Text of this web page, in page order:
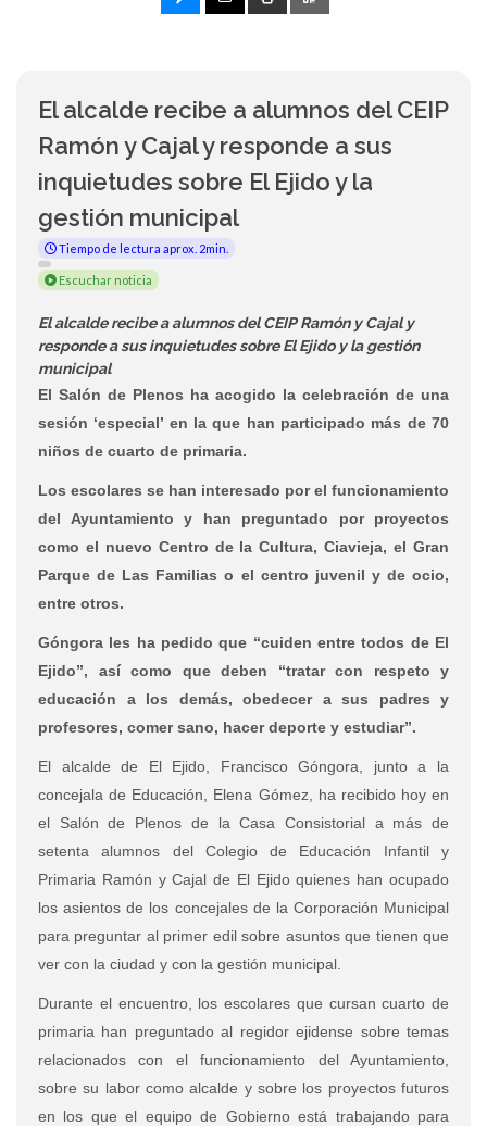
El alcalde recibe a alumnos del CEIP
Ramón y Cajal y responde a sus
inquietudes sobre El Ejido y la
gestión municipal
Tiempo de lectura aprox. 2min.
Escuchar noticia
El alcalde recibe a alumnos del CEIP Ramón y Cajal y
responde a sus inquietudes sobre El Ejido y la gestión
municipal
El Salón de Plenos ha acogido la celebración de una
sesión ‘especial’ en la que han participado más de 70
niños de cuarto de primaria.
Los escolares se han interesado por el funcionamiento
del Ayuntamiento y han preguntado por proyectos
como el nuevo Centro de la Cultura, Ciavieja, el Gran
Parque de Las Familias o el centro juvenil y de ocio,
entre otros.
Góngora les ha pedido que “cuiden entre todos de El
Ejido”, así como que deben “tratar con respeto y
educación a los demás, obedecer a sus padres y
profesores, comer sano, hacer deporte y estudiar”.
El alcalde de El Ejido, Francisco Góngora, junto a la
concejala de Educación, Elena Gómez, ha recibido hoy en
el Salón de Plenos de la Casa Consistorial a más de
setenta alumnos del Colegio de Educación Infantil y
Primaria Ramón y Cajal de El Ejido quienes han ocupado
los asientos de los concejales de la Corporación Municipal
para preguntar al primer edil sobre asuntos que tienen que
ver con la ciudad y con la gestión municipal.
Durante el encuentro, los escolares que cursan cuarto de
primaria han preguntado al regidor ejidense sobre temas
relacionados con el funcionamiento del Ayuntamiento,
sobre su labor como alcalde y sobre los proyectos futuros
en los que el equipo de Gobierno está trabajando para